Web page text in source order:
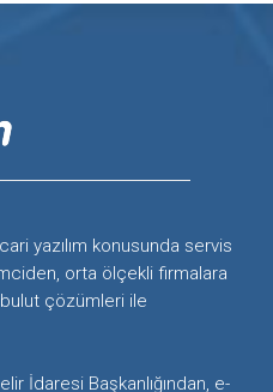
yazılım konusunda servis
orta ölçekli firmalara
bulut çözümleri ile
İdaresi Başkanlığından, e-